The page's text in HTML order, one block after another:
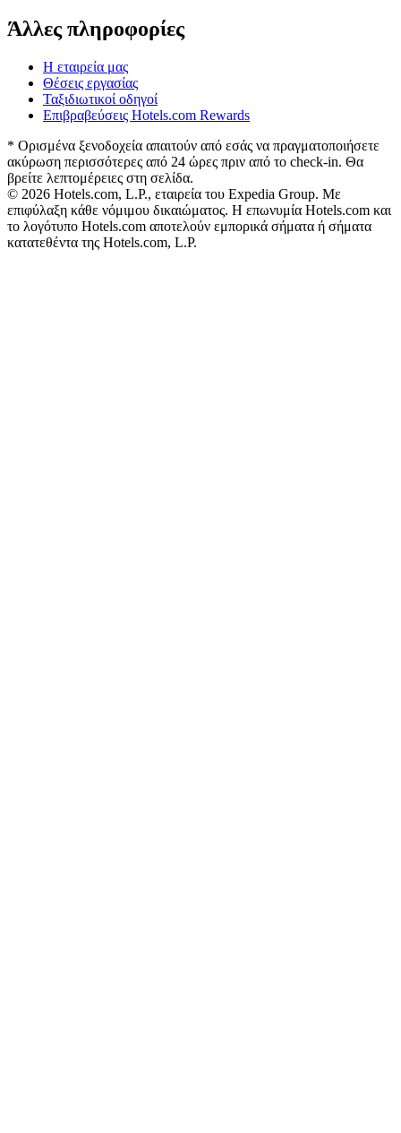
Άλλες πληροφορίες
Η εταιρεία μας
Θέσεις εργασίας
Ταξιδιωτικοί οδηγοί
Επιβραβεύσεις Hotels.com Rewards
* Ορισμένα ξενοδοχεία απαιτούν από εσάς να πραγματοποιήσετε
ακύρωση περισσότερες από 24 ώρες πριν από το check-in. Θα
βρείτε λεπτομέρειες στη σελίδα.
© 2026 Hotels.com, L.P., εταιρεία του Expedia Group. Με
επιφύλαξη κάθε νόμιμου δικαιώματος. Η επωνυμία Hotels.com και
το λογότυπο Hotels.com αποτελούν εμπορικά σήματα ή σήματα
κατατεθέντα της Hotels.com, L.P.